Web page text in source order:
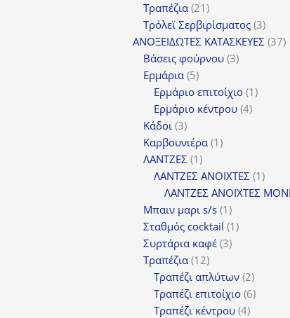
Τραπέζια 2121
προϊόντα
Τρόλεϊ Σερβιρίσματος 33
ΑΝΟΞΕΙΔΩΤΕΣ ΚΑΤΑΣΚΕΥΕΣ 3737
Βάσεις φούρνου 33
Ερμάρια 55
προϊόντα
Ερμάριο επιτοίχιο 11
Ερμάριο κέντρου 44
Κάδοι 33
προϊόντα
Καρβουνιέρα 11
ΛΑΝΤΖΕΣ 11
προϊόν
ΛΑΝΤΖΕΣ ΑΝΟΙΧΤΕΣ 11
ΛΑΝΤΖΕΣ ΑΝΟΙΧΤΕΣ
Μπαιν μαρι s/s 11
προϊόν
Σταθμός cocktail 11
Συρτάρια καφέ 33
Τραπέζια 1212
προϊόντα
Τραπέζι απλύτων 22
προϊόντα
Τραπέζι επιτοίχιο 66
Τραπέζι κέντρου 44